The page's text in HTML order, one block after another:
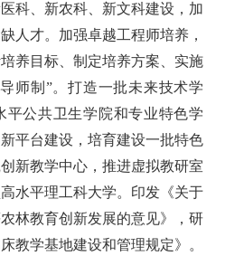
科、新农科、新文科建设，加
人才。加强卓越工程师培养，
养目标、制定培养方案、实施
师制”。打造一批未来技术学
平公共卫生学院和专业特色学
平台建设，培育建设一批特色
新教学中心，推进虚拟教研室
水平理工科大学。印发《关于
林教育创新发展的意见》，研
教学基地建设和管理规定》。